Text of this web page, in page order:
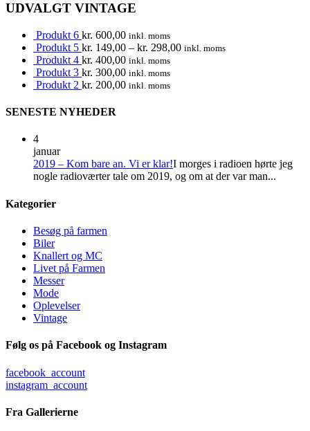
UDVALGT VINTAGE
Produkt 6 kr. 600,00 inkl. moms
Produkt 5 kr. 149,00 – kr. 298,00 inkl. moms
Produkt 4 kr. 400,00 inkl. moms
Produkt 3 kr. 300,00 inkl. moms
Produkt 2 kr. 200,00 inkl. moms
SENESTE NYHEDER
4
januar
2019 – Kom bare an. Vi er klar!I morges i radioen hørte jeg
nogle radioværter tale om 2019, og om at der var man...
Kategorier
Besøg på farmen
Biler
Knallert og MC
Livet på Farmen
Messer
Mode
Oplevelser
Vintage
Følg os på Facebook og Instagram
facebook_account
instagram_account
Fra Gallerierne